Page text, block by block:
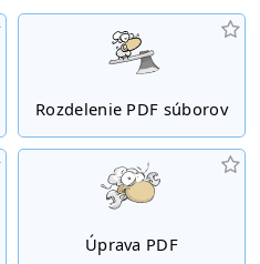
Rozdelenie PDF súborov
Úprava PDF